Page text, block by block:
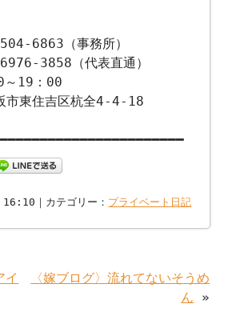
6863（事務所）
（代表直通）
～19：00
市東住吉区杭全4-4-18
｜カテゴリー： プライベート日記
イ
〈嫁ブログ〉流れてないそうめ
ん »